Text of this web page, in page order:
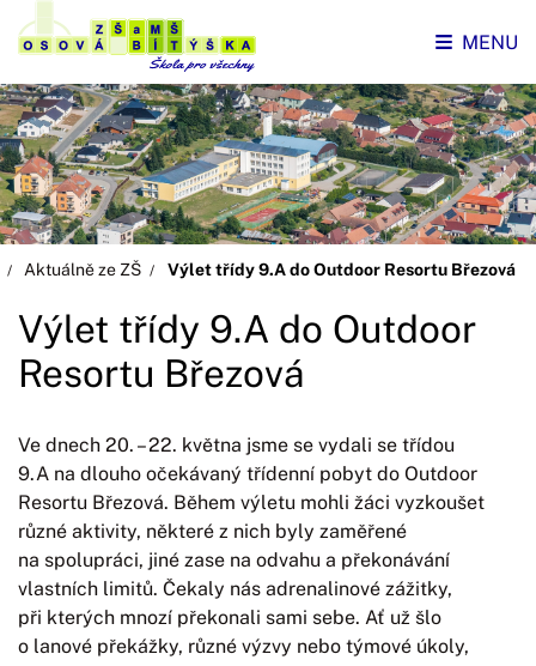
MENU
Aktuálně ze ZŠ Výlet třídy 9.A do Outdoor Resortu Březová
Výlet třídy 9.A do Outdoor
Resortu Březová
Ve dnech 20. – 22. května jsme se vydali se třídou
9.A na dlouho očekávaný třídenní pobyt do Outdoor
Resortu Březová. Během výletu mohli žáci vyzkoušet
různé aktivity, některé z nich byly zaměřené
na spolupráci, jiné zase na odvahu a překonávání
vlastních limitů. Čekaly nás adrenalinové zážitky,
při kterých mnozí překonali sami sebe. Ať už šlo
o lanové překážky, různé výzvy nebo týmové úkoly,